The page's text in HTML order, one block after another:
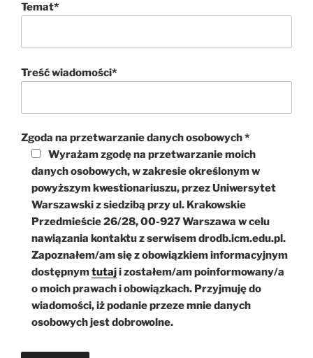
Temat*
Treść wiadomości*
Zgoda na przetwarzanie danych osobowych *
Wyrażam zgodę na przetwarzanie moich
danych osobowych, w zakresie określonym w
powyższym kwestionariuszu, przez Uniwersytet
Warszawski z siedzibą przy ul. Krakowskie
Przedmieście 26/28, 00-927 Warszawa w celu
nawiązania kontaktu z serwisem drodb.icm.edu.pl.
Zapoznałem/am się z obowiązkiem informacyjnym
dostępnymtutaji zostałem/am poinformowany/a
o moich prawach i obowiązkach. Przyjmuję do
wiadomości, iż podanie przeze mnie danych
osobowych jest dobrowolne.